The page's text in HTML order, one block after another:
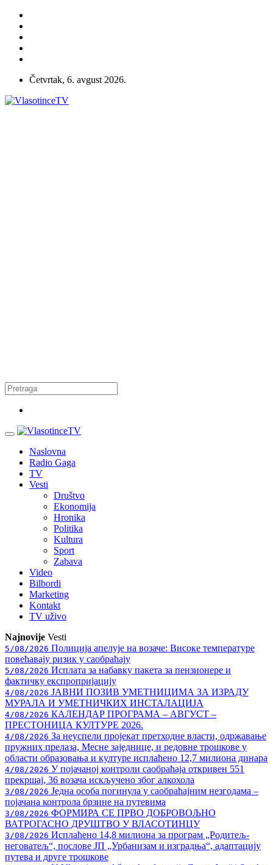
Četvrtak, 6. avgust 2026.
Naslovna
Radio Gaga
TV
Vesti
Društvo
Ekonomija
Hronika
Politika
Kultura
Sport
Zabava
Video
Bilbordi
Marketing
Kontakt
TV uživo
Najnovije Vesti
5/08/2026 Полиција апелује на возаче: Високе температуре
повећавају ризик у саобраћају
5/08/2026 Исплата за набавку пакета за пензионере и
фактичку експропријацију
4/08/2026 ЈАВНИ ПОЗИВ УМЕТНИЦИМА ЗА ИЗРАДУ
МУРАЛА И УМЕТНИЧКИХ ИНСТАЛАЦИЈА
4/08/2026 КАЛЕНДАР ПРОГРАМА – АВГУСТ –
ПРЕСТОНИЦА КУЛТУРЕ 2026.
4/08/2026 За неуспели пројекат претходне власти, одржавање
пружних прелаза, Месне заједнице, и редовне трошкове у
области образовања и културе исплаћено 12,7 милиона динара
4/08/2026 У појачаној контроли саобраћаја откривен 551
прекршај, 36 возача искључено због алкохола
3/08/2026 Једна особа погинула у саобраћајним незгодама –
појачана контрола брзине на путевима
3/08/2026 ФОРМИРА СЕ ПРВО ДОБРОВОЉНО
ВАТРОГАСНО ДРУШТВО У ВЛАСОТИНЦУ
3/08/2026 Исплаћено 14,8 милиона за програм „Родитељ-
неговатељ“, послове ЈП „Урбанизам и изградња“, адаптацију
путева и друге трошкове